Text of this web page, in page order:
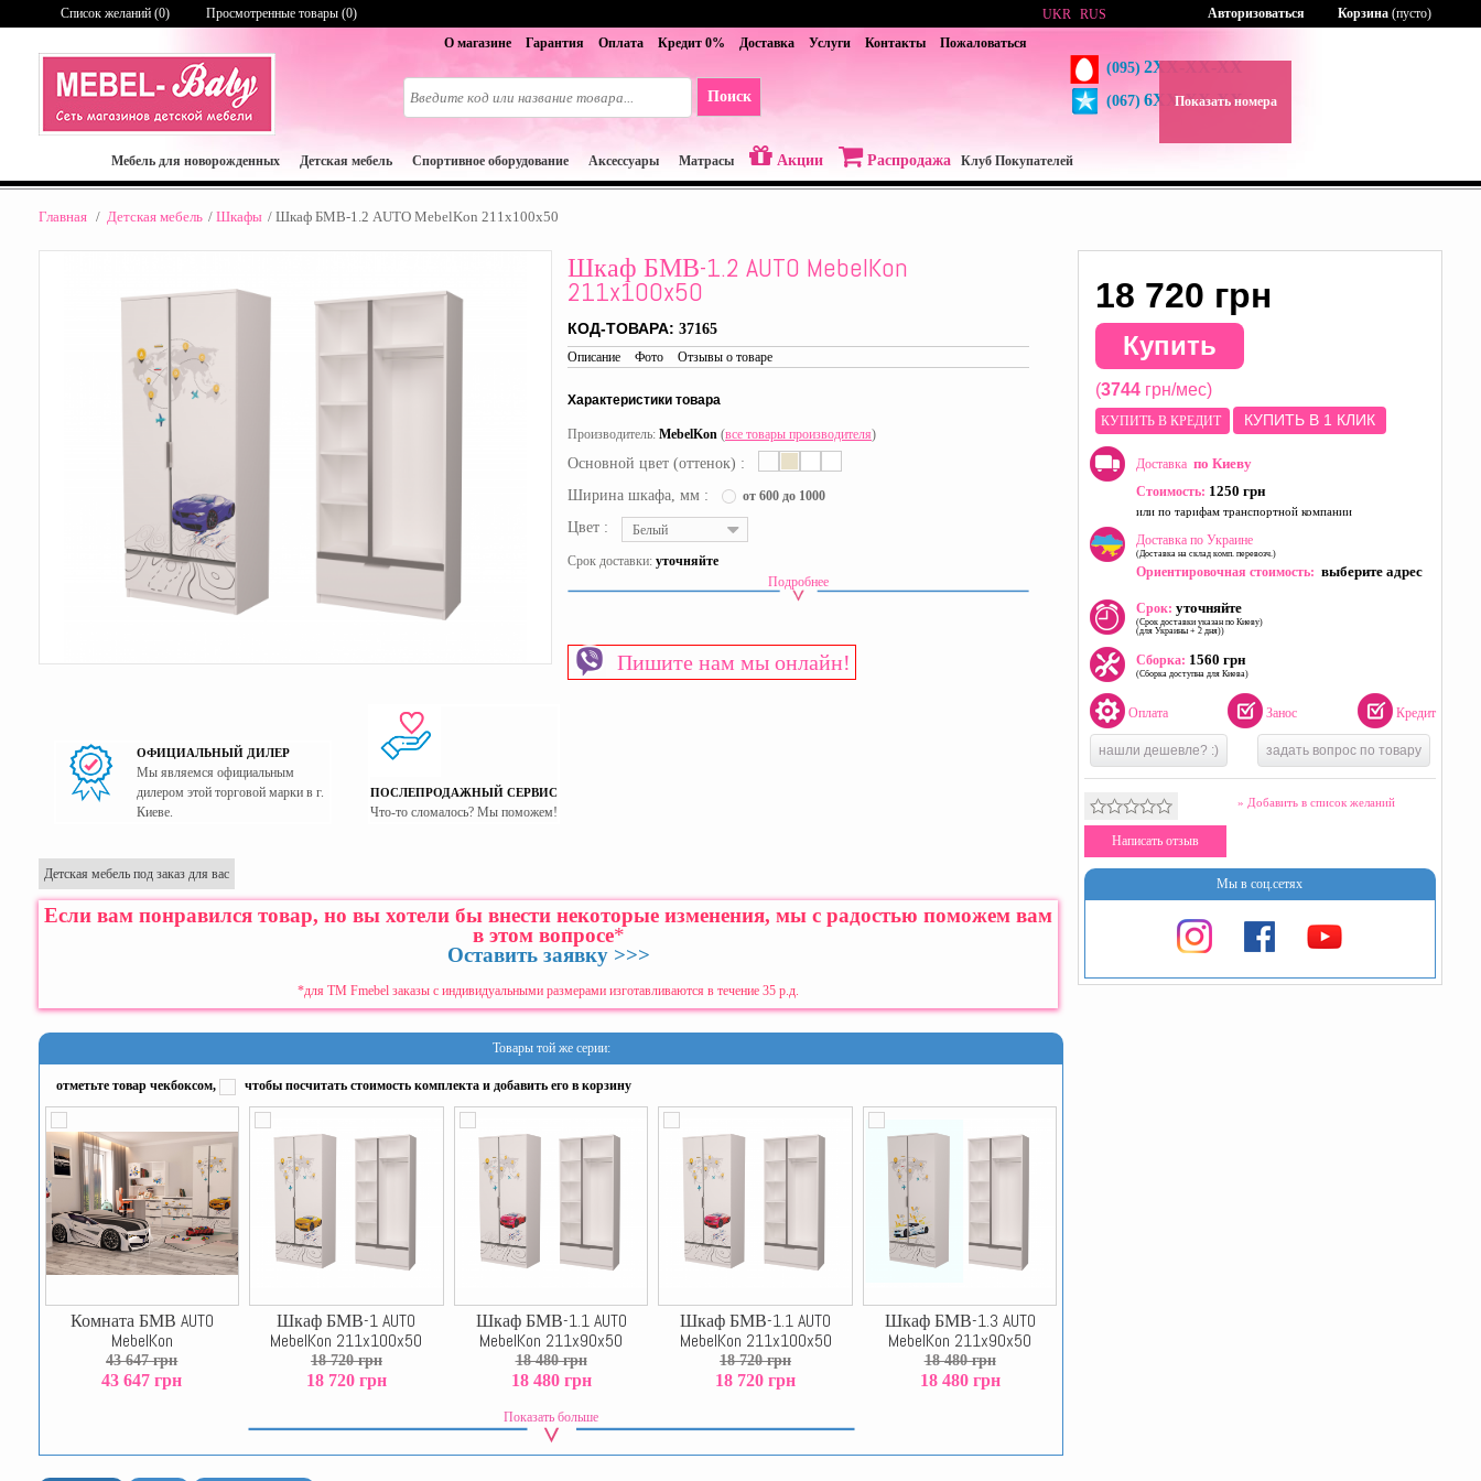
О магазине Гарантия Оплата Кредит 0% Доставка Услуги Контакты Пожаловаться
(095) 2XX-XX-XX
(067) 6XX-XX-XX
Показать номера
UKR RUS
Список желаний (0) Просмотренные товары (0) Корзина (пусто)
Авторизоваться
Мебель для новорожденных Детская мебель Спортивное оборудование Аксессуары Матрасы Акции Распродажа Клуб Покупателей
Главная / Детская мебель / Шкафы / Шкаф БМВ-1.2 AUTO MebelKon 211x100x50
Шкаф БМВ-1.2 AUTO MebelKon
211x100x50
КОД-ТОВАРА: 37165
Описание Фото Отзывы о товаре
Характеристики товара
Производитель: MebelKon (все товары производителя)
Основной цвет (оттенок) :
Ширина шкафа, мм :
от 600 до 1000
Цвет :
Белый
Срок доставки: уточняйте
Вид шкафа Двухдверный
Материал изготовления фасада ЛДСП
Пол Универсальный
Подробнее
Пишите нам мы онлайн!
ОФИЦИАЛЬНЫЙ ДИЛЕР
Мы являемся официальным
дилером этой торговой марки в г.
Киеве.
ПОСЛЕПРОДАЖНЫЙ СЕРВИС
Что-то сломалось? Мы поможем!
Детская мебель под заказ для вас
Если вам понравился товар, но вы хотели бы внести некоторые изменения, мы с радостью поможем вам
в этом вопросе*
Оставить заявку >>>
*для ТМ Fmebel заказы с индивидуальными размерами изготавливаются в течение 35 р.д.
Товары той же серии:
отметьте товар чекбоксом, чтобы посчитать стоимость комплекта и добавить его в корзину
Комната БМВ AUTO
MebelKon
43 647 грн
43 647 грн
Шкаф БМВ-1 AUTO
MebelKon 211x100x50
18 720 грн
18 720 грн
Шкаф БМВ-1.1 AUTO
MebelKon 211x90x50
18 480 грн
18 480 грн
Шкаф БМВ-1.1 AUTO
MebelKon 211x100x50
18 720 грн
18 720 грн
Шкаф БМВ-1.3 AUTO
MebelKon 211x90x50
18 480 грн
18 480 грн
Показать больше
18 720 грн
Купить
(3744грн/мес)
КУПИТЬ В КРЕДИТ КУПИТЬ В 1 КЛИК
Доставка по Киеву
Стоимость: 1250 грн
или по тарифам транспортной компании
Доставка по Украине
(Доставка на склад комп. перевозч.)
Ориентировочная стоимость: выберите адрес
Срок: уточняйте
(Срок доставки указан по Киеву)
(для Украины + 2 дня))
Сборка: 1560 грн
(Сборка доступна для Киева)
Оплата Занос Кредит
нашли дешевле? :) задать вопрос по товару
» Добавить в список желаний
Написать отзыв
Мы в соц.сетях